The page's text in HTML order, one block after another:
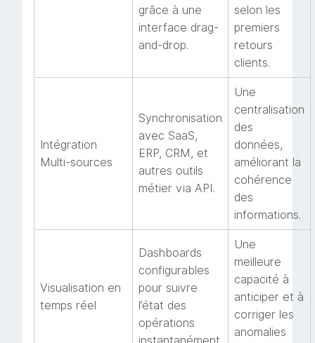
grâce à une
interface drag-
and-drop.
selon les
premiers
retours
clients.
Intégration
Multi-sources
Synchronisation
avec SaaS,
ERP, CRM, et
autres outils
métier via API.
Une
centralisation
des
données,
améliorant la
cohérence
des
informations.
Visualisation en
temps réel
Dashboards
configurables
pour suivre
l’état des
opérations
Une
meilleure
capacité à
anticiper et à
corriger les
anomalies